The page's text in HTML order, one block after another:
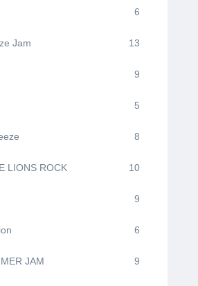
6
Jam 13
9
5
8
LIONS ROCK 10
9
6
JAM 9